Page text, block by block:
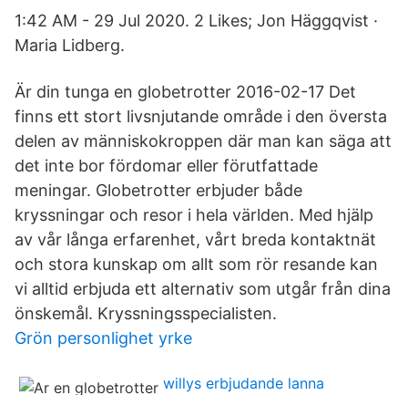
1:42 AM - 29 Jul 2020. 2 Likes; Jon Häggqvist ·
Maria Lidberg.
Är din tunga en globetrotter 2016-02-17 Det
finns ett stort livsnjutande område i den översta
delen av människokroppen där man kan säga att
det inte bor fördomar eller förutfattade
meningar. Globetrotter erbjuder både
kryssningar och resor i hela världen. Med hjälp
av vår långa erfarenhet, vårt breda kontaktnät
och stora kunskap om allt som rör resande kan
vi alltid erbjuda ett alternativ som utgår från dina
önskemål. Kryssningsspecialisten.
Grön personlighet yrke
willys erbjudande lanna